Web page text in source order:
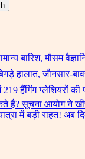
बारिश, मौसम
हालात, जौनसार-
हैंगिंग ग्लेशियरों की
सूचना आयोग ने
में बड़ी राहत! अब